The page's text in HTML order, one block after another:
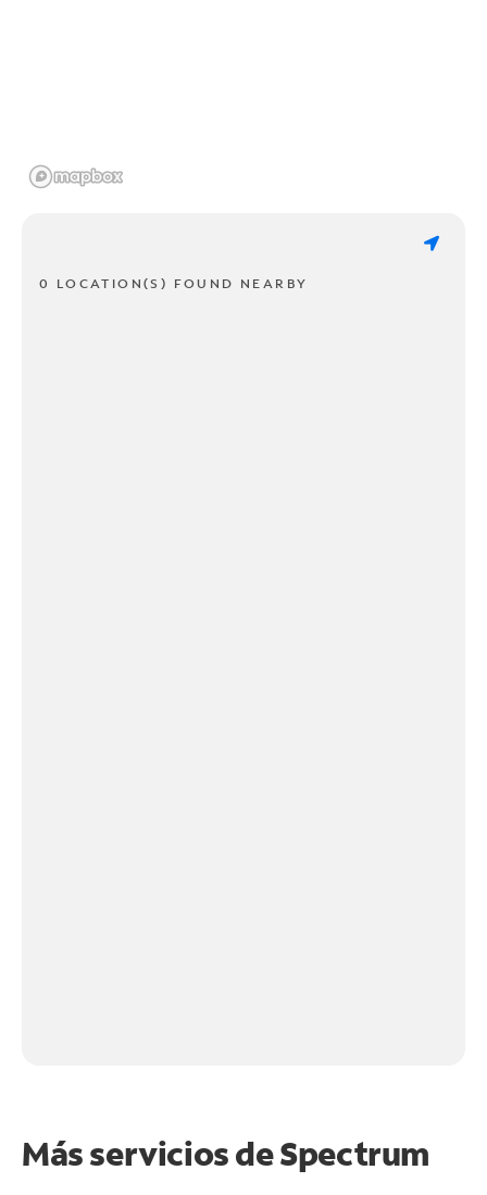
0 LOCATION(S) FOUND NEARBY
Más servicios de Spectrum